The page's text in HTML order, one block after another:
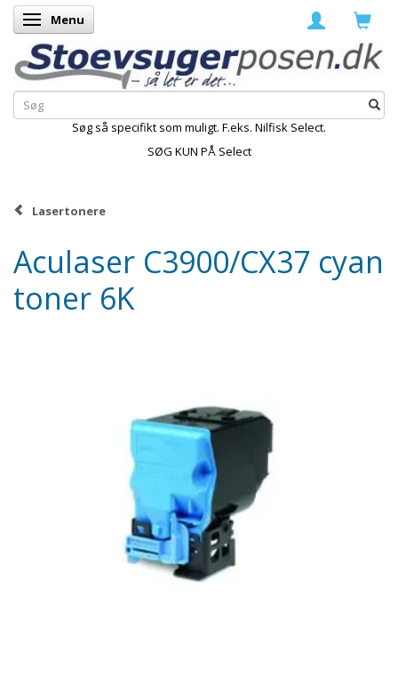
Skifte navigation
Menu
Søg så specifikt som muligt. F.eks. Nilfisk Select.
SØG KUN PÅ Select
Lasertonere
Aculaser C3900/CX37 cyan
toner 6K